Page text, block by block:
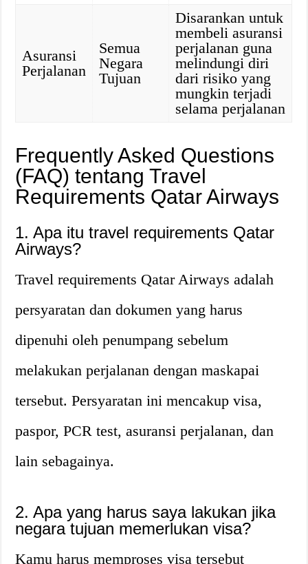
Asuransi
Perjalanan
Semua
Negara
Tujuan
Disarankan untuk
membeli asuransi
perjalanan guna
melindungi diri
dari risiko yang
mungkin terjadi
selama perjalanan
Frequently Asked Questions
(FAQ) tentang Travel
Requirements Qatar Airways
1. Apa itu travel requirements Qatar
Airways?
Travel requirements Qatar Airways adalah
persyaratan dan dokumen yang harus
dipenuhi oleh penumpang sebelum
melakukan perjalanan dengan maskapai
tersebut. Persyaratan ini mencakup visa,
paspor, PCR test, asuransi perjalanan, dan
lain sebagainya.
2. Apa yang harus saya lakukan jika
negara tujuan memerlukan visa?
Kamu harus memproses visa tersebut